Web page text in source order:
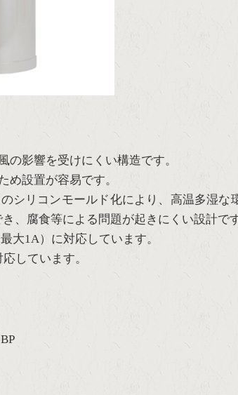
影響を受けにくい構造です。
め設置が容易です。
シリコンモールド化により、高温多湿
、腐食等による問題が起きにくい設計です
大1A）に対応しています。
しています。